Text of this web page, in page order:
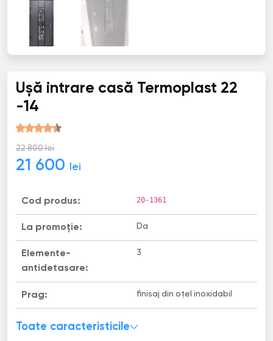
Ușă intrare casă Termoplast 22
-14
22 800 lei
21 600 lei
Cod produs: 20-1361
La promoție: Da
Elemente-
antidetasare:
3
Prag: finisaj din oțel inoxidabil
Toate caracteristicile